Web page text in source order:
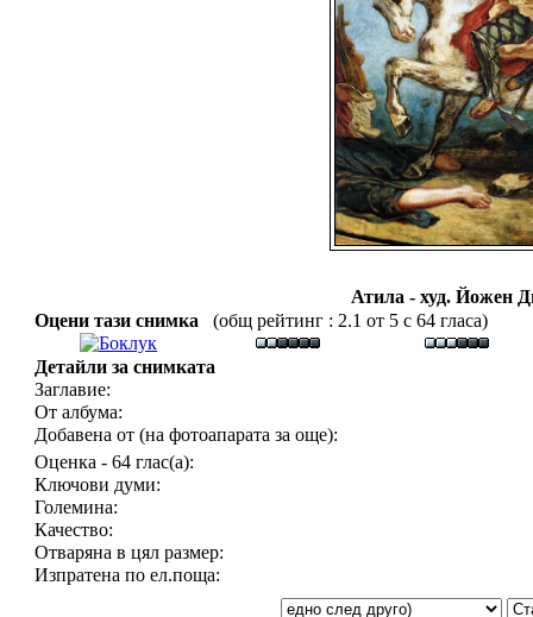
Атила - худ. Йожен
Оцени тази снимка
(общ рейтинг : 2.1 от 5 с 64 гласа)
Детайли за снимката
Заглавие:
От албума:
Добавена от (на фотоапарата за още):
Оценка - 64 глас(а):
Ключови думи:
Големина:
Качество:
Отваряна в цял размер:
Изпратена по ел.поща: